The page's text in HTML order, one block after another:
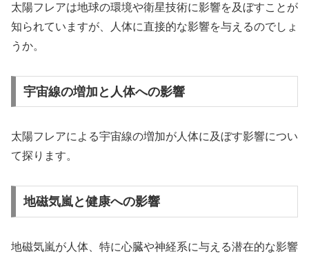
太陽フレアは地球の環境や衛星技術に影響を及ぼすことが
知られていますが、人体に直接的な影響を与えるのでしょ
うか。
宇宙線の増加と人体への影響
太陽フレアによる宇宙線の増加が人体に及ぼす影響につい
て探ります。
地磁気嵐と健康への影響
地磁気嵐が人体、特に心臓や神経系に与える潜在的な影響